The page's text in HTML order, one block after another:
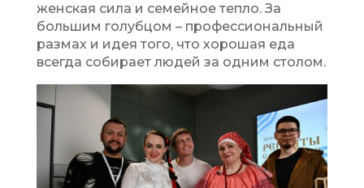
женская сила и семейное тепло. За
большим голубцом – профессиональный
размах и идея того, что хорошая еда
всегда собирает людей за одним столом.